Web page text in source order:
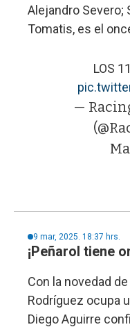
Alejandro Severo;
Tomatis, es el
LOS
—
9 mar, 2025. 18:37 hrs.
¡Peñarol tiene
Con la novedad
Rodríguez ocupa
Diego Aguirre